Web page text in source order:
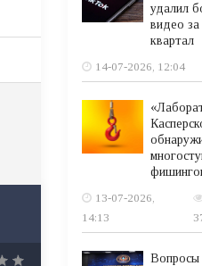
удалил
видео
квартал
14-07-2026, 12:04
13-07-2026,
14:13
Вопросы